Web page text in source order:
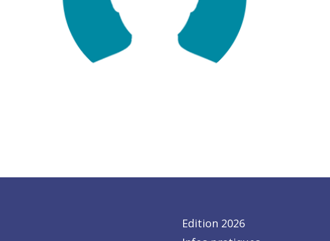
Edition 2026